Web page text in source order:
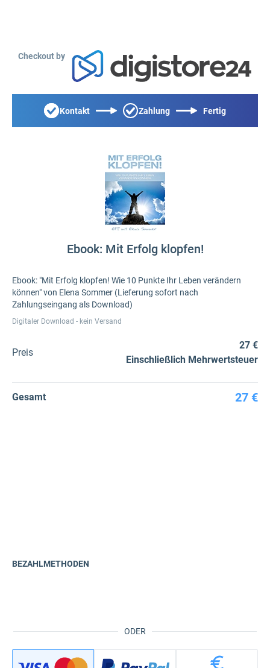
Checkout by
Kontakt Zahlung Fertig
Ebook: Mit Erfolg klopfen!
Ebook: "Mit Erfolg klopfen! Wie 10 Punkte Ihr Leben verändern
können" von Elena Sommer (Lieferung sofort nach
Zahlungseingang als Download)
Digitaler Download - kein Versand
Preis
27 €
Einschließlich Mehrwertsteuer
Gesamt 27 €
ODER
BEZAHLMETHODEN